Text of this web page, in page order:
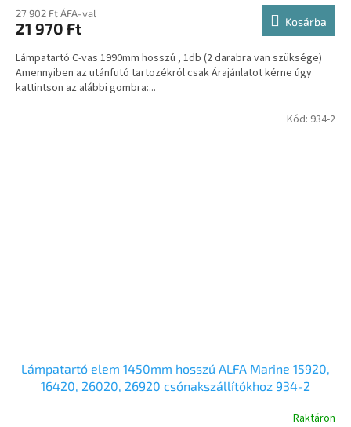
27 902 Ft ÁFA-val
21 970 Ft Kosárba
Lámpatartó C-vas 1990mm hosszú , 1db (2 darabra van szüksége)
Amennyiben az utánfutó tartozékról csak Árajánlatot kérne úgy
kattintson az alábbi gombra:...
Lámpatartó elem 1450mm hosszú ALFA Marine 15920,
16420, 26020, 26920 csónakszállítókhoz 934-2
Raktáron
Kód: 934-2